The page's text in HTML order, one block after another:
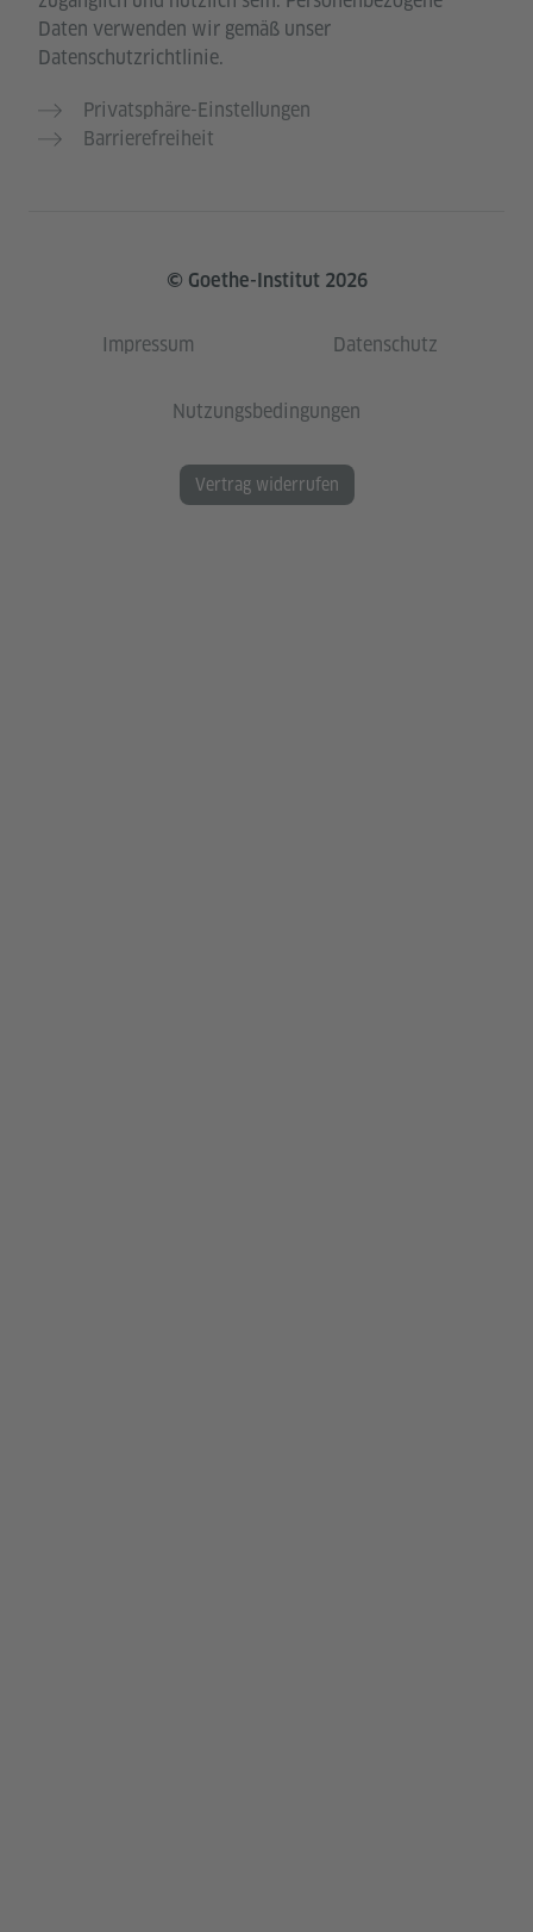
Daten verwenden wir gemäß unser
Datenschutzrichtlinie.
Privatsphäre-Einstellungen
Barrierefreiheit
© Goethe-Institut 2026
Impressum Datenschutz
Nutzungsbedingungen
Vertrag widerrufen